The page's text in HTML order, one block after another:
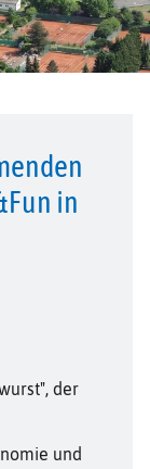
in
der
und